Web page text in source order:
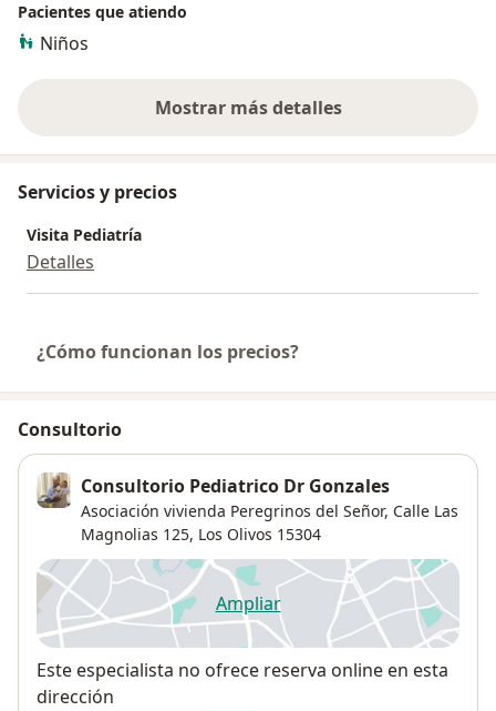
Pacientes que atiendo
Niños
Mostrar más detalles
sobre la experiencia
Servicios y precios
Visita Pediatría
Detalles
¿Cómo funcionan los precios?
Consultorio
Consultorio Pediatrico Dr Gonzales
Asociación vivienda Peregrinos del Señor, Calle Las
Magnolias 125, Los Olivos 15304
Ampliarse abre en una nueva
Disponibilidad
Este especialista no ofrece reserva online en esta
dirección